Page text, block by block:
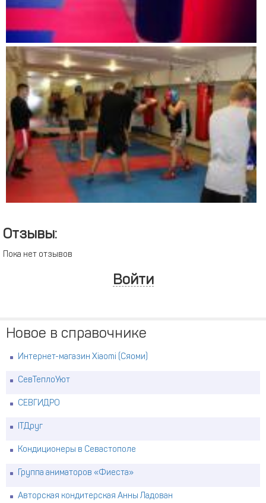
Отзывы:
Пока нет отзывов
Войти
Новое в справочнике
Интернет-магазин Xiaomi (Сяоми)
СевТеплоУют
СЕВГИДРО
ITДруг
Кондиционеры в Севастополе
Группа аниматоров «Фиеста»
Авторская кондитерская Анны Ладован